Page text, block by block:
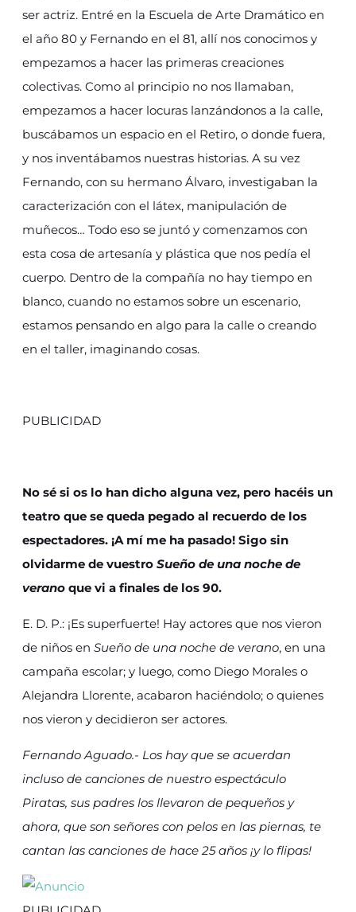
ser actriz. Entré en la Escuela de Arte Dramático en
el año 80 y Fernando en el 81, allí nos conocimos y
empezamos a hacer las primeras creaciones
colectivas. Como al principio no nos llamaban,
empezamos a hacer locuras lanzándonos a la calle,
buscábamos un espacio en el Retiro, o donde fuera,
y nos inventábamos nuestras historias. A su vez
Fernando, con su hermano Álvaro, investigaban la
caracterización con el látex, manipulación de
muñecos… Todo eso se juntó y comenzamos con
esta cosa de artesanía y plástica que nos pedía el
cuerpo. Dentro de la compañía no hay tiempo en
blanco, cuando no estamos sobre un escenario,
estamos pensando en algo para la calle o creando
en el taller, imaginando cosas.
PUBLICIDAD
No sé si os lo han dicho alguna vez, pero hacéis un
teatro que se queda pegado al recuerdo de los
espectadores. ¡A mí me ha pasado! Sigo sin
olvidarme de vuestro Sueño de una noche de
verano que vi a finales de los 90.
E. D. P.: ¡Es superfuerte! Hay actores que nos vieron
de niños en Sueño de una noche de verano, en una
campaña escolar; y luego, como Diego Morales o
Alejandra Llorente, acabaron haciéndolo; o quienes
nos vieron y decidieron ser actores.
Fernando Aguado.- Los hay que se acuerdan
incluso de canciones de nuestro espectáculo
Piratas, sus padres los llevaron de pequeños y
ahora, que son señores con pelos en las piernas, te
cantan las canciones de hace 25 años ¡y lo flipas!